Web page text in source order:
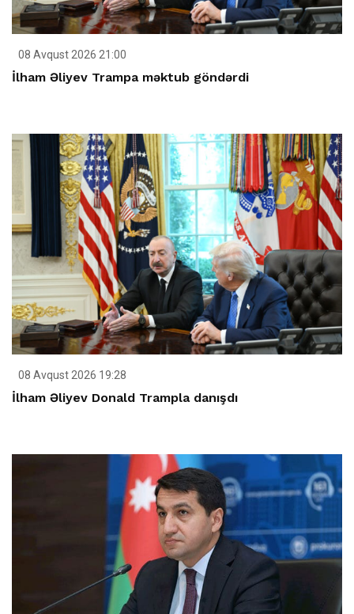
08 Avqust 2026 21:00
İlham Əliyev Trampa məktub göndərdi
08 Avqust 2026 19:28
İlham Əliyev Donald Trampla danışdı